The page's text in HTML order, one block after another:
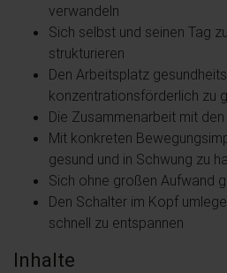
verwandeln
Sich selbst und seinen Tag
strukturieren
Den Arbeitsplatz
konzentrationsförderlich zu
Die Zusammenarbeit mit
Mit konkreten
gesund und in Schwung zu
Sich ohne großen Aufwand
Den Schalter im Kopf
schnell zu entspannen
Inhalte